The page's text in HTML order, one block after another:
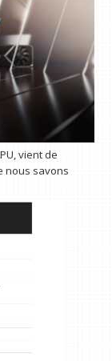
vient de
nous savons